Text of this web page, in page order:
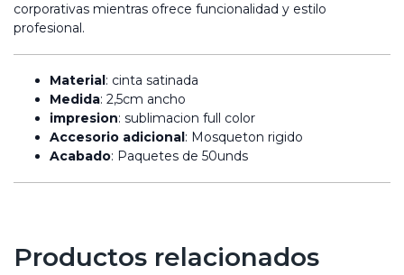
corporativas mientras ofrece funcionalidad y estilo
profesional.
Material: cinta satinada
Medida: 2,5cm ancho
impresion: sublimacion full color
Accesorio adicional: Mosqueton rigido
Acabado: Paquetes de 50unds
Productos relacionados